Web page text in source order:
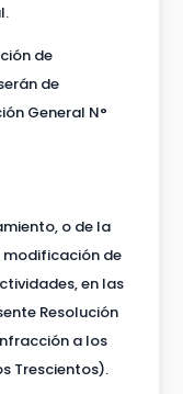
de
de
General N°
o de la
modificación de
en las
Resolución
a los
Trescientos).